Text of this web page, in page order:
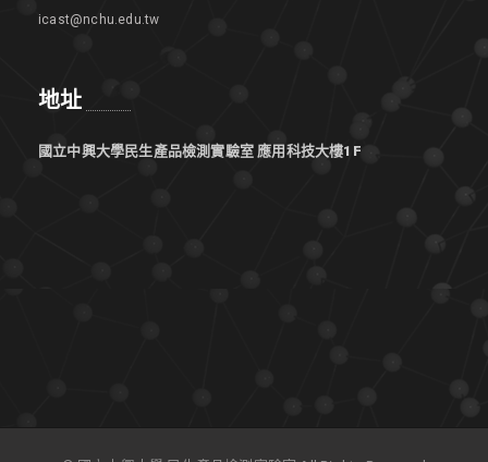
icast@nchu.edu.tw
地址
國立中興大學民生產品檢測實驗室 應用科技大樓1F